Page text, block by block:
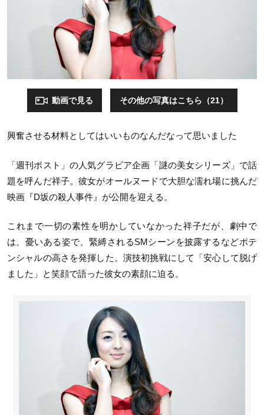
動画で見る その他の写真はこちら（21）
興奮させる材料としてはいいものなんだなって思いました
「週刊ポスト」の人気グラビア企画「謎の美女シリーズ」で話
題を呼んだ祥子。彼女がオールヌードで大胆な濡れ場に挑んだ
映画『D坂の殺人事件』が公開を迎える。
これまで一切の素性を明かしていなかった祥子だが、劇中で
は、憂いある姿で、緊縛されるSMシーンを披露するなどポテ
ンシャルの高さを発揮した。演技初挑戦にして「安心して脱げ
ました」と笑顔で語った彼女の素顔に迫る。